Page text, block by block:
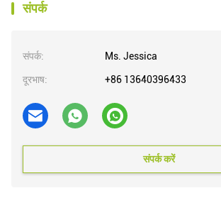
संपर्क
संपर्क: Ms. Jessica
दूरभाष: +86 13640396433
संपर्क करें